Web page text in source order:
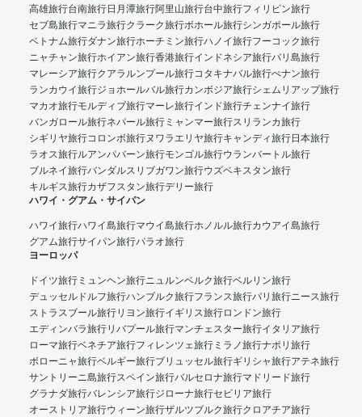
高雄旅行台南旅行日月潭旅行阿里山旅行台中旅行フィリピン旅行
セブ島旅行マニラ旅行クラーク旅行ボホール旅行シンガポール旅行
ベトナム旅行ダナン旅行ホーチミン旅行ハノイ旅行フーコック旅行
ニャチャン旅行ホイアン旅行香港旅行インドネシア旅行バリ島旅行
マレーシア旅行クアラルンプール旅行コタキナバル旅行ぺナン旅行
ランカウイ旅行ジョホールバル旅行カンボジア旅行シェムリアップ旅行
マカオ旅行モルディブ旅行マーレ旅行インド旅行チェンナイ旅行
バンガロール旅行ネパール旅行 ミャンマー旅行スリランカ旅行
シギリヤ旅行コロンボ旅行ヌワラエリヤ旅行キャンディ旅行日本旅行
ラオス旅行ルアンパバーン旅行モンゴル旅行ウランバートル旅行
ブルネイ旅行バンダルスリブガワン旅行ウズベキスタン旅行
キルギス旅行カザフスタン旅行デリー旅行
ハワイ・グアム・サイパン
ハワイ旅行ハワイ島旅行マウイ島旅行ホノルル旅行カウアイ島旅行
グアム旅行サイパン旅行パラオ旅行
ヨーロッパ
ドイツ旅行 ミュンヘン旅行ニュルンベルク旅行ベルリン旅行
デュッセルドルフ旅行ハンブルク旅行フランス旅行パリ旅行ニース旅行
ストラスブール旅行リヨン旅行イギリス旅行ロンドン旅行
エディンバラ旅行リバプール旅行マンチェスター旅行イタリア旅行
ローマ旅行ベネチア旅行フィレンツェ旅行 ミラノ旅行ナポリ旅行
ボローニャ旅行ベルギー旅行ブリュッセル旅行ギリシャ旅行アテネ旅行
サントリーニ島旅行スペイン旅行バルセロナ旅行マドリード旅行
グラナダ旅行バレンシア旅行ジローナ旅行セビリア旅行
オーストリア旅行ウィーン旅行ザルツブルク旅行クロアチア旅行